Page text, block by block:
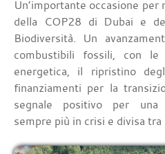
Un’importante occasione
della COP28 di Dubai e
Biodiversità. Un
combustibili fossili, con le
energetica, il ripristino
finanziamenti per la
segnale positivo per una
sempre più in crisi e divisa